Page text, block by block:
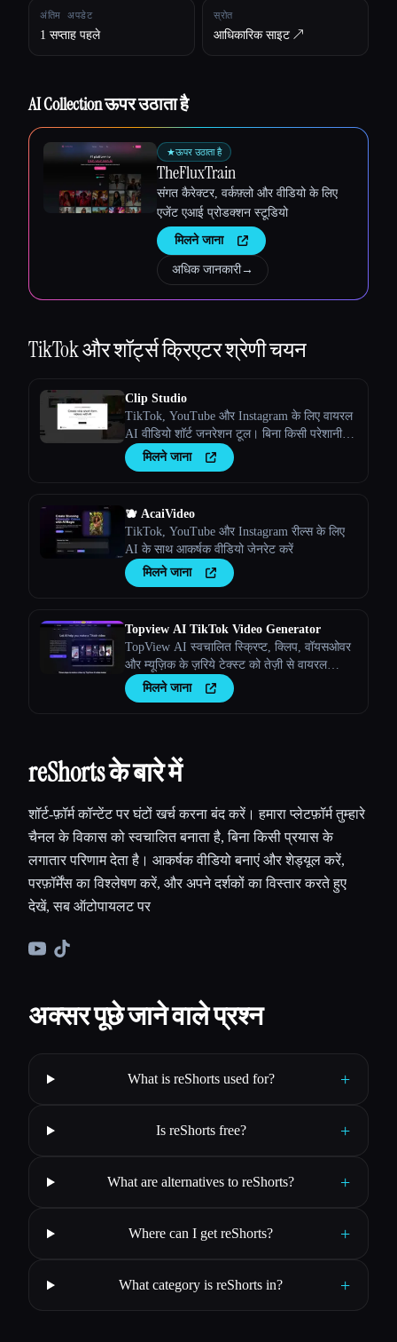
Esc
अंतिम अपडेट
1 सप्ताह पहले
स्रोत
आधिकारिक साइट ↗︎
AI Collection ऊपर उठाता है
★ऊपर उठाता है
TheFluxTrain
संगत कैरेक्टर, वर्कफ़्लो और वीडियो के लिए
एजेंट एआई प्रोडक्शन स्टूडियो
मिलने जाना
अधिक जानकारी→
TikTok और शॉर्ट्स क्रिएटरश्रेणी चयन
Clip Studio
TikTok, YouTube और Instagram के लिए वायरल
AI वीडियो शॉर्ट जनरेशन टूल। बिना किसी परेशानी के
वायरल वीडियो बनाएं।
मिलने जाना
🫐 AcaiVideo
TikTok, YouTube और Instagram रील्स के लिए
AI के साथ आकर्षक वीडियो जेनरेट करें
मिलने जाना
Topview AI TikTok Video Generator
TopView AI स्वचालित स्क्रिप्ट, क्लिप, वॉयसओवर
और म्यूज़िक के ज़रिये टेक्स्ट को तेज़ी से वायरल
TikTok वीडियो में बदल देता है।
मिलने जाना
reShorts के बारे में
शॉर्ट-फ़ॉर्म कॉन्टेंट पर घंटों खर्च करना बंद करें। हमारा प्लेटफ़ॉर्म तुम्हारे
चैनल के विकास को स्वचालित बनाता है, बिना किसी प्रयास के
लगातार परिणाम देता है। आकर्षक वीडियो बनाएं और शेड्यूल करें,
परफ़ॉर्मेंस का विश्लेषण करें, और अपने दर्शकों का विस्तार करते हुए
देखें, सब ऑटोपायलट पर
अक्सर पूछे जाने वाले प्रश्न
What is reShorts used for? +
Is reShorts free? +
What are alternatives to reShorts? +
Where can I get reShorts? +
What category is reShorts in? +